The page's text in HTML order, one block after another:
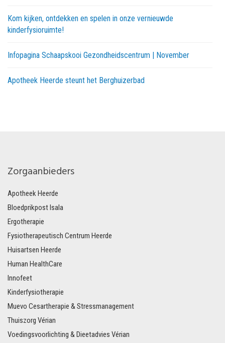
Kom kijken, ontdekken en spelen in onze vernieuwde
kinderfysioruimte!
Infopagina Schaapskooi Gezondheidscentrum | November
Apotheek Heerde steunt het Berghuizerbad
Zorgaanbieders
Apotheek Heerde
Bloedprikpost Isala
Ergotherapie
Fysiotherapeutisch Centrum Heerde
Huisartsen Heerde
Human HealthCare
Innofeet
Kinderfysiotherapie
Muevo Cesartherapie & Stressmanagement
Thuiszorg Vérian
Voedingsvoorlichting & Dieetadvies Vérian